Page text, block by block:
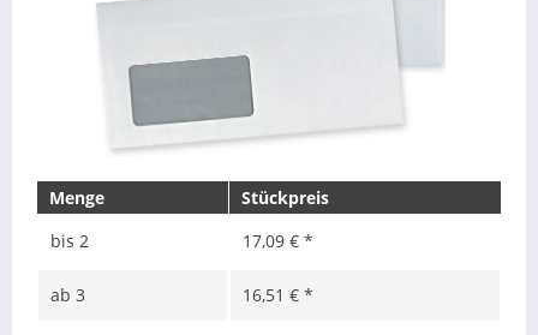
Menge
Stückpreis
bis 2 17,09 € *
ab 3 16,51 € *